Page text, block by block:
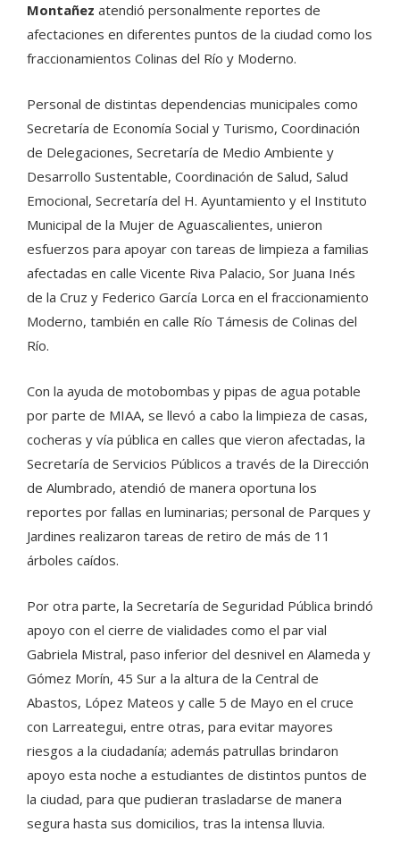
Montañez atendió personalmente reportes de
afectaciones en diferentes puntos de la ciudad como los
fraccionamientos Colinas del Río y Moderno.
Personal de distintas dependencias municipales como
Secretaría de Economía Social y Turismo, Coordinación
de Delegaciones, Secretaría de Medio Ambiente y
Desarrollo Sustentable, Coordinación de Salud, Salud
Emocional, Secretaría del H. Ayuntamiento y el Instituto
Municipal de la Mujer de Aguascalientes, unieron
esfuerzos para apoyar con tareas de limpieza a familias
afectadas en calle Vicente Riva Palacio, Sor Juana Inés
de la Cruz y Federico García Lorca en el fraccionamiento
Moderno, también en calle Río Támesis de Colinas del
Río.
Con la ayuda de motobombas y pipas de agua potable
por parte de MIAA, se llevó a cabo la limpieza de casas,
cocheras y vía pública en calles que vieron afectadas, la
Secretaría de Servicios Públicos a través de la Dirección
de Alumbrado, atendió de manera oportuna los
reportes por fallas en luminarias; personal de Parques y
Jardines realizaron tareas de retiro de más de 11
árboles caídos.
Por otra parte, la Secretaría de Seguridad Pública brindó
apoyo con el cierre de vialidades como el par vial
Gabriela Mistral, paso inferior del desnivel en Alameda y
Gómez Morín, 45 Sur a la altura de la Central de
Abastos, López Mateos y calle 5 de Mayo en el cruce
con Larreategui, entre otras, para evitar mayores
riesgos a la ciudadanía; además patrullas brindaron
apoyo esta noche a estudiantes de distintos puntos de
la ciudad, para que pudieran trasladarse de manera
segura hasta sus domicilios, tras la intensa lluvia.